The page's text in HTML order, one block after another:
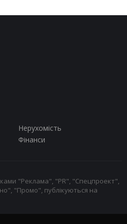
Нерухомість
Фінанси
"Реклама", "PR", "Спецпроект",
"Промо", публікуються на